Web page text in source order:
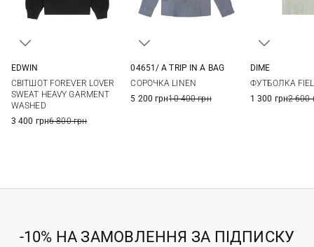
EDWIN
СВІТШОТ FOREVER LOVER
SWEAT HEAVY GARMENT
WASHED
3 400 грн6 800 грн
04651/ A TRIP IN A BAG
CОРОЧКА LINEN
5 200 грн10 400 грн
DIME
ФУТБОЛКА
1 300 грн2 600
-10% НА ЗАМОВЛЕННЯ ЗА ПІДПИСКУ